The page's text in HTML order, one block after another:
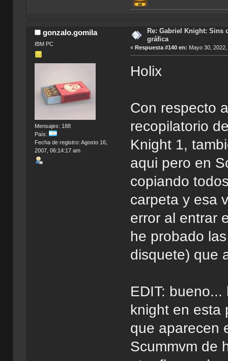
gonzalo.gomila
IBM PC
Mensajes: 188
País:
Fecha de registro: Agosto 16,
2007, 06:14:17 am
Re: Gabriel Knight: Sins
gráfica
«Respuesta #140 en: Mayo 30,
Holix
Con respecto
recopilatorio
Knight 1,
aqui pero en
copiando
carpeta y esa
error al entrar
he probado
disquete) que
EDIT:
knight en esta
que aparecen
Scummvm de